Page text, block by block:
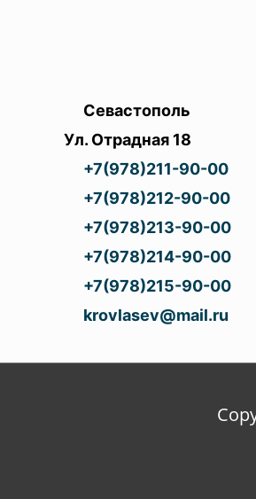
Севастополь
Ул. Отрадная 18
+7(978)211-90-00
+7(978)212-90-00
+7(978)213-90-00
+7(978)214-90-00
+7(978)215-90-00
krovlasev@mail.ru